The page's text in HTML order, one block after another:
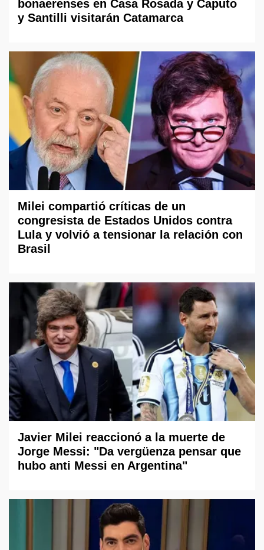
bonaerenses en Casa Rosada y Caputo
y Santilli visitarán Catamarca
Milei compartió críticas de un
congresista de Estados Unidos contra
Lula y volvió a tensionar la relación con
Brasil
Javier Milei reaccionó a la muerte de
Jorge Messi: "Da vergüenza pensar que
hubo anti Messi en Argentina"